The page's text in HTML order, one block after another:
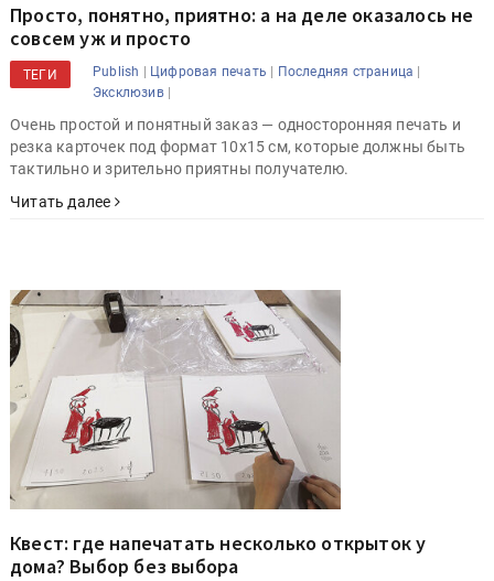
Просто, понятно, приятно: а на деле оказалось не
совсем уж и просто
ТЕГИ Publish | Цифровая печать | Последняя страница |
Эксклюзив|
Очень простой и понятный заказ — односторонняя печать и
резка карточек под формат 10x15 см, которые должны быть
тактильно и зрительно приятны получателю.
Читать далее
Квест: где напечатать несколько открыток у
дома? Выбор без выбора